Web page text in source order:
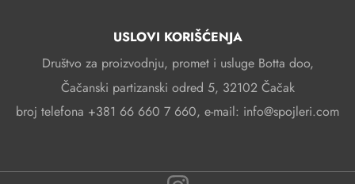
USLOVI KORIŠĆENJA
Društvo za proizvodnju, promet i usluge Botta doo,
Čačanski partizanski odred 5, 32102 Čačak
broj telefona +381 66 660 7 660, e-mail: info@spojleri.com